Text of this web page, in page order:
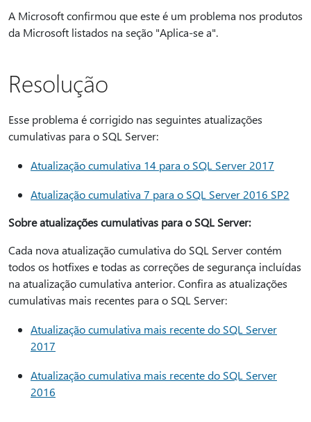
A Microsoft confirmou que este é um problema nos produtos
da Microsoft listados na seção "Aplica-se a".
Resolução
Esse problema é corrigido nas seguintes atualizações
cumulativas para o SQL Server:
Atualização cumulativa 14 para o SQL Server 2017
Atualização cumulativa 7 para o SQL Server 2016 SP2
Sobre atualizações cumulativas para o SQL Server:
Cada nova atualização cumulativa do SQL Server contém
todos os hotfixes e todas as correções de segurança incluídas
na atualização cumulativa anterior. Confira as atualizações
cumulativas mais recentes para o SQL Server:
Atualização cumulativa mais recente do SQL Server
2017
Atualização cumulativa mais recente do SQL Server
2016